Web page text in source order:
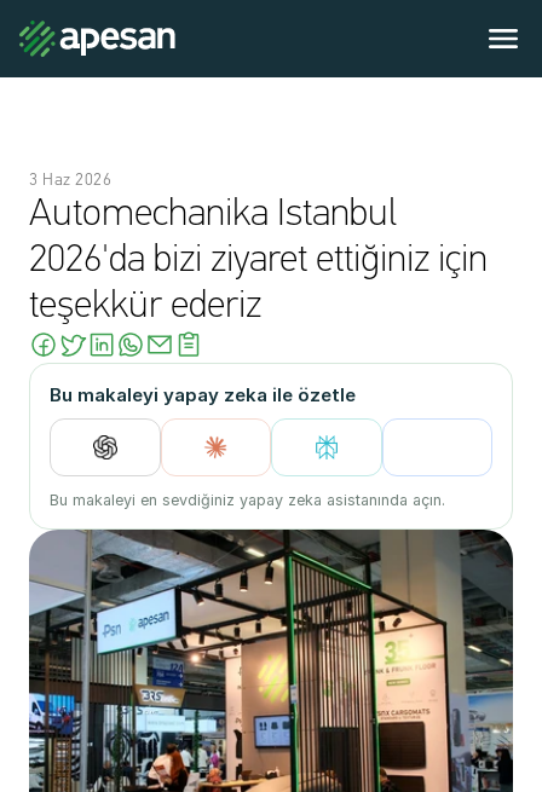
3 Haz 2026
Automechanika Istanbul
2026'da bizi ziyaret ettiğiniz için
teşekkür ederiz
Bu makaleyi yapay zeka ile özetle
Bu makaleyi en sevdiğiniz yapay zeka asistanında açın.